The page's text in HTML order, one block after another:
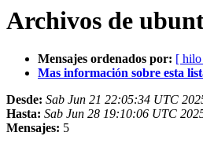
Archivos de
Mensajes ordenados por: [
Mas información sobre esta
Desde: Sab Jun 21 22:05:34 UTC
Hasta: Sab Jun 28 19:10:06 UTC
Mensajes: 5